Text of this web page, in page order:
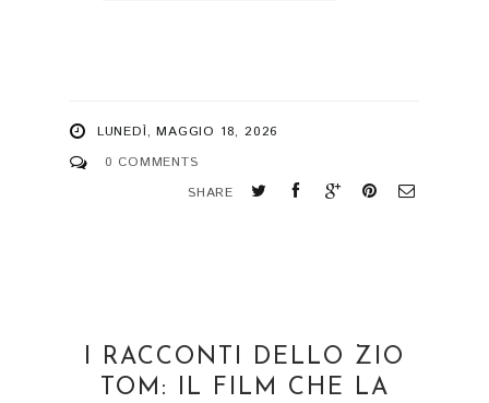
LUNEDÌ, MAGGIO 18, 2026
0 COMMENTS
SHARE
I RACCONTI DELLO ZIO
TOM: IL FILM CHE LA